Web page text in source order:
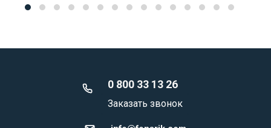
0 800 33 13 26
Заказать звонок